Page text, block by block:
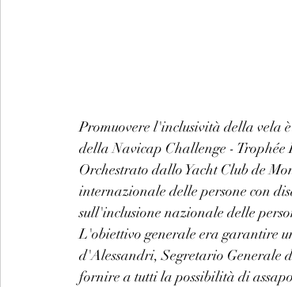
Promuovere l'inclusività della vela
della Navicap Challenge - Trophée
Orchestrato dallo Yacht Club de
internazionale delle persone con
sull'inclusione nazionale delle
L'obiettivo generale era garantire
d'Alessandri, Segretario Generale
fornire a tutti la possibilità di